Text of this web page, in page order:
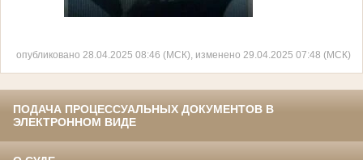
опубликовано 28.04.2025 08:46 (МСК), изменено 29.04.2025 07:48 (МСК)
ПОДАЧА ПРОЦЕССУАЛЬНЫХ ДОКУМЕНТОВ В
ЭЛЕКТРОННОМ ВИДЕ